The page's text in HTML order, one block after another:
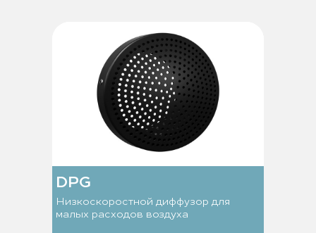
DPG
Низкоскоростной диффузор для
малых расходов воздуха